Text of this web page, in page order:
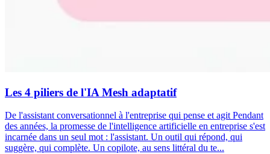
Les 4 piliers de l'IA Mesh adaptatif
De l'assistant conversationnel à l'entreprise qui pense et agit Pendant
des années, la promesse de l'intelligence artificielle en entreprise s'est
incarnée dans un seul mot : l'assistant. Un outil qui répond, qui
suggère, qui complète. Un copilote, au sens littéral du te...